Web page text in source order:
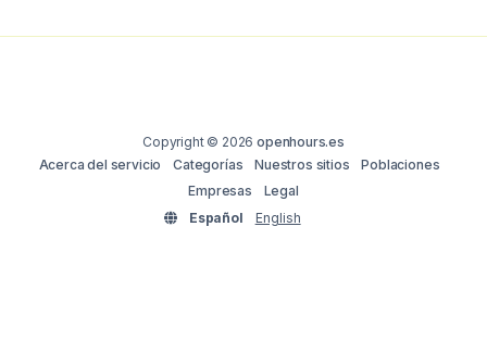
Copyright © 2026openhours.es
Acerca del servicio
Categorías Nuestros sitios
Poblaciones
Empresas
Legal
Español
English